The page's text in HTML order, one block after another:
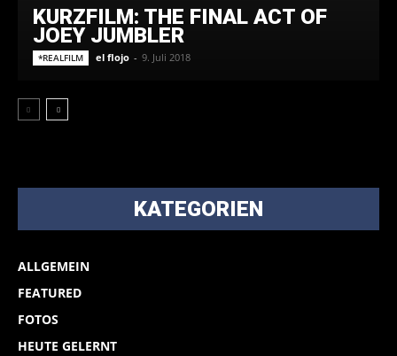
KURZFILM: THE FINAL ACT OF
JOEY JUMBLER
*REALFILM el flojo - 9. Juli 2018
KATEGORIEN
ALLGEMEIN
FEATURED
FOTOS
HEUTE GELERNT